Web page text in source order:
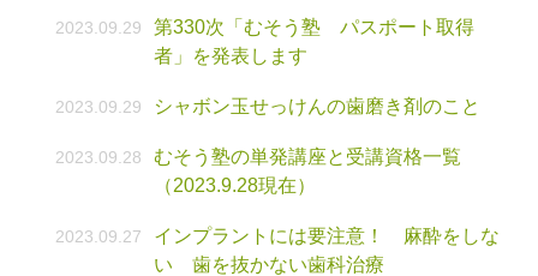
2023.09.29
第330次「むそう塾 パスポート取得
者」を発表します
2023.09.29 シャボン玉せっけんの歯磨き剤のこと
2023.09.28
むそう塾の単発講座と受講資格一覧
（2023.9.28現在）
2023.09.27
インプラントには要注意！ 麻酔をしな
い 歯を抜かない歯科治療